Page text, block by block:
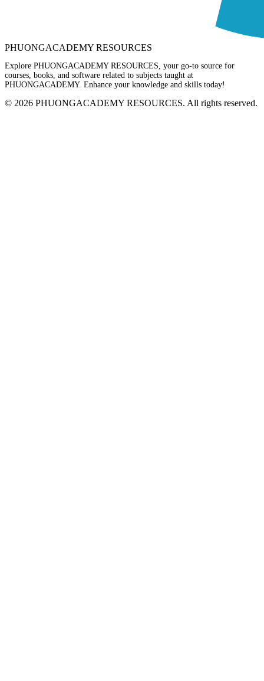
PHUONGACADEMY RESOURCES
Explore PHUONGACADEMY RESOURCES, your go-to source for
courses, books, and software related to subjects taught at
PHUONGACADEMY. Enhance your knowledge and skills today!
© 2026 PHUONGACADEMY RESOURCES. All rights reserved.